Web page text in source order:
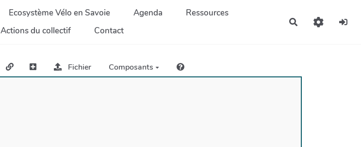
Ecosystème Vélo en Savoie Agenda
Ressources
Actions du collectif
Contact
Rechercher
Fichier Composants